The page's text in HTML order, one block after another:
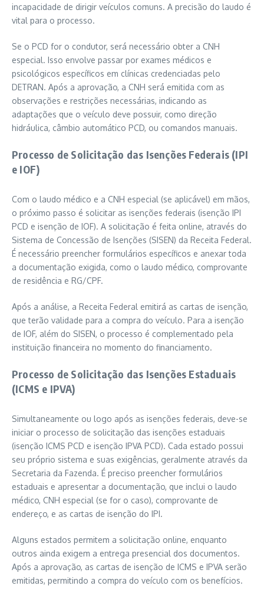
incapacidade de dirigir veículos comuns. A precisão do laudo é
vital para o processo.
Se o PCD for o condutor, será necessário obter a CNH
especial. Isso envolve passar por exames médicos e
psicológicos específicos em clínicas credenciadas pelo
DETRAN. Após a aprovação, a CNH será emitida com as
observações e restrições necessárias, indicando as
adaptações que o veículo deve possuir, como direção
hidráulica, câmbio automático PCD, ou comandos manuais.
Processo de Solicitação das Isenções Federais (IPI
e IOF)
Com o laudo médico e a CNH especial (se aplicável) em mãos,
o próximo passo é solicitar as isenções federais (isenção IPI
PCD e isenção de IOF). A solicitação é feita online, através do
Sistema de Concessão de Isenções (SISEN) da Receita Federal.
É necessário preencher formulários específicos e anexar toda
a documentação exigida, como o laudo médico, comprovante
de residência e RG/CPF.
Após a análise, a Receita Federal emitirá as cartas de isenção,
que terão validade para a compra do veículo. Para a isenção
de IOF, além do SISEN, o processo é complementado pela
instituição financeira no momento do financiamento.
Processo de Solicitação das Isenções Estaduais
(ICMS e IPVA)
Simultaneamente ou logo após as isenções federais, deve-se
iniciar o processo de solicitação das isenções estaduais
(isenção ICMS PCD e isenção IPVA PCD). Cada estado possui
seu próprio sistema e suas exigências, geralmente através da
Secretaria da Fazenda. É preciso preencher formulários
estaduais e apresentar a documentação, que inclui o laudo
médico, CNH especial (se for o caso), comprovante de
endereço, e as cartas de isenção do IPI.
Alguns estados permitem a solicitação online, enquanto
outros ainda exigem a entrega presencial dos documentos.
Após a aprovação, as cartas de isenção de ICMS e IPVA serão
emitidas, permitindo a compra do veículo com os benefícios.